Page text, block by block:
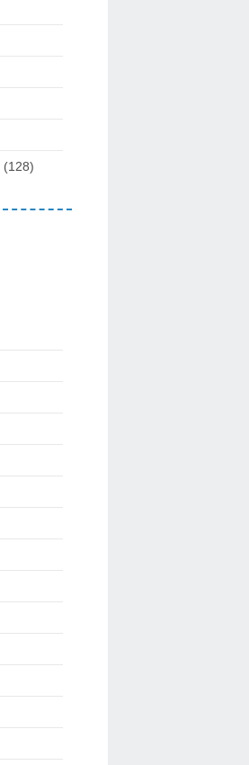
(128)